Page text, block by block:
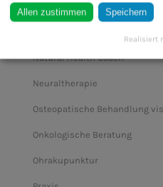
Muskelrelaxion nach Jacobsen
Natural Health Coach
Neuraltherapie
Osteopatische Behandlung
Onkologische Beratung
Ohrakupunktur
Allen zustimmen Speichern
Realisiert